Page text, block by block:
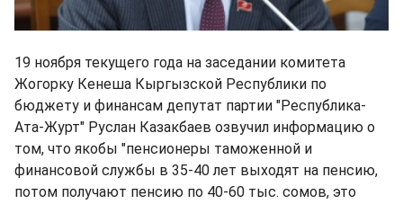
19 ноября текущего года на заседании комитета
Жогорку Кенеша Кыргызской Республики по
бюджету и финансам депутат партии "Республика-
Ата-Журт" Руслан Казакбаев озвучил информацию о
том, что якобы "пенсионеры таможенной и
финансовой службы в 35-40 лет выходят на пенсию,
потом получают пенсию по 40-60 тыс. сомов, это